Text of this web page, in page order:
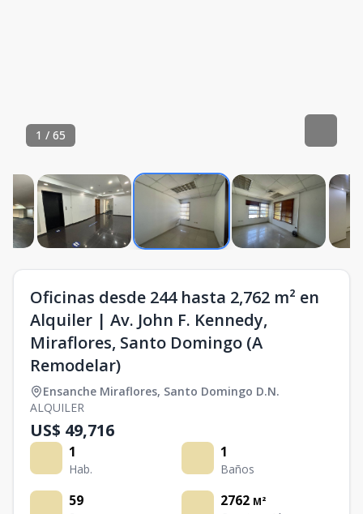
1 / 65
Oficinas desde 244 hasta 2,762 m² en
Alquiler | Av. John F. Kennedy,
Miraflores, Santo Domingo (A
Remodelar)
Ensanche Miraflores, Santo Domingo D.N.
ALQUILER
US$ 49,716
1
Hab.
1
Baños
59 2762 M²